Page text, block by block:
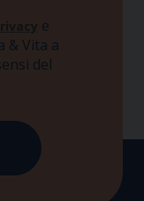
e
& Vita a
del